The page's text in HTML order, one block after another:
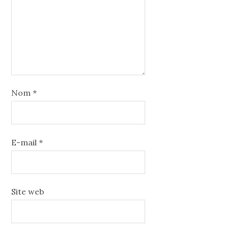
Nom*
E-mail*
Site web